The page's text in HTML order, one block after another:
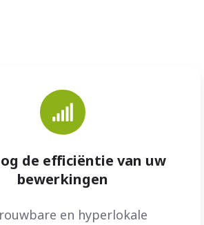
de efficiëntie van uw
bewerkingen
en hyperlokale